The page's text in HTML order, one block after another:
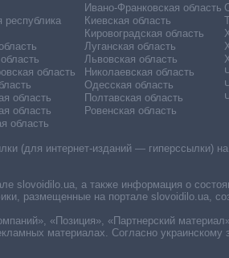
республика
область
область
область
область
Ивано-Франковская область
Киевская область
Кировоградская область
Луганская область
Львовская область
Николаевская область
Одесская область
Полтавская область
Ровенская область
(для интернет-изданий — гиперссылки)
slovoidilo.ua, а также информация о
на портале slovoidilo.ua,
«Позиция», «Партнерский
материалах. Согласно украинскому